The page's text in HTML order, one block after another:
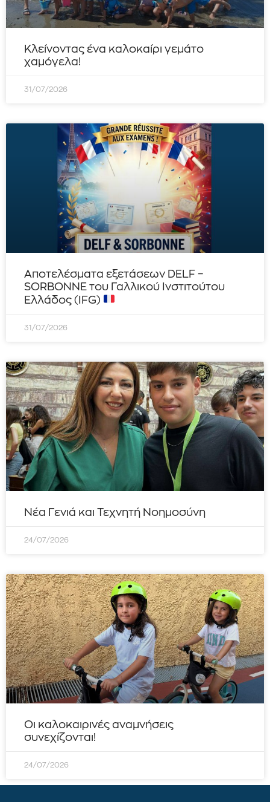
Κλείνοντας ένα καλοκαίρι γεμάτο
χαμόγελα!
31/07/2026
Αποτελέσματα εξετάσεων DELF –
SORBONNE του Γαλλικού Ινστιτούτου
Ελλάδος (IFG)
31/07/2026
Νέα Γενιά και Τεχνητή Νοημοσύνη
24/07/2026
Οι καλοκαιρινές αναμνήσεις
συνεχίζονται!
24/07/2026